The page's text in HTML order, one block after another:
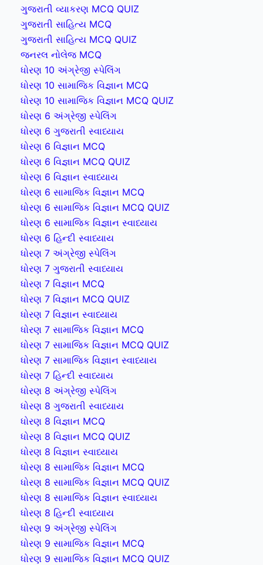
ગુજરાતી વ્યાકરણ MCQ QUIZ
ગુજરાતી સાહિત્ય MCQ
ગુજરાતી સાહિત્ય MCQ QUIZ
જનરલ નોલેજ MCQ
ધોરણ 10 અંગ્રેજી સ્પેલિંગ
ધોરણ 10 સામાજિક વિજ્ઞાન MCQ
ધોરણ 10 સામાજિક વિજ્ઞાન MCQ QUIZ
ધોરણ 6 અંગ્રેજી સ્પેલિંગ
ધોરણ 6 ગુજરાતી સ્વાધ્યાય
ધોરણ 6 વિજ્ઞાન MCQ
ધોરણ 6 વિજ્ઞાન MCQ QUIZ
ધોરણ 6 વિજ્ઞાન સ્વાધ્યાય
ધોરણ 6 સામાજિક વિજ્ઞાન MCQ
ધોરણ 6 સામાજિક વિજ્ઞાન MCQ QUIZ
ધોરણ 6 સામાજિક વિજ્ઞાન સ્વાધ્યાય
ધોરણ 6 હિન્દી સ્વાધ્યાય
ધોરણ 7 અંગ્રેજી સ્પેલિંગ
ધોરણ 7 ગુજરાતી સ્વાધ્યાય
ધોરણ 7 વિજ્ઞાન MCQ
ધોરણ 7 વિજ્ઞાન MCQ QUIZ
ધોરણ 7 વિજ્ઞાન સ્વાધ્યાય
ધોરણ 7 સામાજિક વિજ્ઞાન MCQ
ધોરણ 7 સામાજિક વિજ્ઞાન MCQ QUIZ
ધોરણ 7 સામાજિક વિજ્ઞાન સ્વાધ્યાય
ધોરણ 7 હિન્દી સ્વાધ્યાય
ધોરણ 8 અંગ્રેજી સ્પેલિંગ
ધોરણ 8 ગુજરાતી સ્વાધ્યાય
ધોરણ 8 વિજ્ઞાન MCQ
ધોરણ 8 વિજ્ઞાન MCQ QUIZ
ધોરણ 8 વિજ્ઞાન સ્વાધ્યાય
ધોરણ 8 સામાજિક વિજ્ઞાન MCQ
ધોરણ 8 સામાજિક વિજ્ઞાન MCQ QUIZ
ધોરણ 8 સામાજિક વિજ્ઞાન સ્વાધ્યાય
ધોરણ 8 હિન્દી સ્વાધ્યાય
ધોરણ 9 અંગ્રેજી સ્પેલિંગ
ધોરણ 9 સામાજિક વિજ્ઞાન MCQ
ધોરણ 9 સામાજિક વિજ્ઞાન MCQ QUIZ